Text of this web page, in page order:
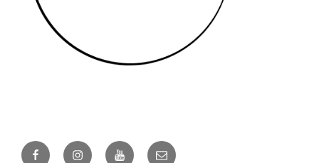
FacebookInstagramYouTubeSähköposti
Näin saat meihin yhteyden: